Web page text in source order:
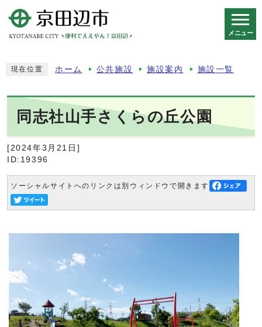
メニュー
現在位置 ホーム 公共施設 施設案内 施設一覧
同志社山手さくらの丘公園
[2024年3月21日]
ID:19396
ソーシャルサイトへのリンクは別ウィンドウで開きます